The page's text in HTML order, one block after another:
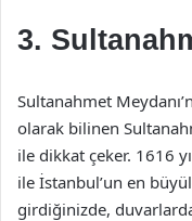
3.
Sultanahmet
olarak bilinen
ile dikkat çeker. 1616
ile İstanbul’un en
girdiğinizde,